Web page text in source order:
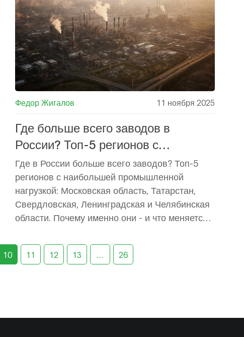
Федор Жигалов 11 ноября 2025
Где больше всего заводов в
России? Топ-5 регионов с
наибольшей промышленной
нагрузкой
Где в России больше всего заводов? Топ-5
регионов с наибольшей промышленной
нагрузкой: Московская область, Татарстан,
Свердловская, Ленинградская и Челябинская
области. Почему именно они - и что меняется
10 11 12 13 26